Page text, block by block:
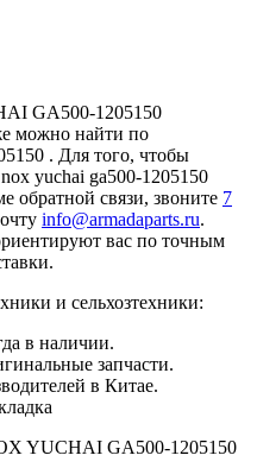
GA500-1205150
можно найти по
. Для того, чтобы
yuchai ga500-1205150
обратной связи, звоните 7
info@armadaparts.ru.
вас по точным
и сельхозтехники:
в наличии.
запчасти.
в Китае.
YUCHAI GA500-1205150